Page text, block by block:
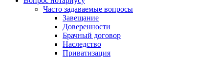
Часто задаваемые вопросы
Завещание
Доверенности
Брачный договор
Наследство
Приватизация